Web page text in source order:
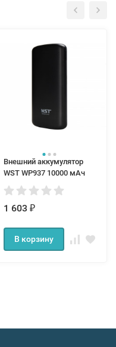
Внешний аккумулятор
WST WP937 10000 мАч
1 603 ₽
В корзину